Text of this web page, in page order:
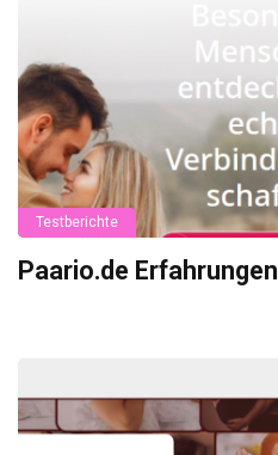
Testberichte
Paario.de Erfahrungen